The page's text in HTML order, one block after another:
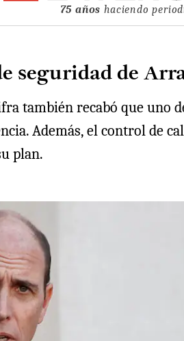
75 años haciendo
seguridad de
también recabó que uno
Además, el control de
plan.